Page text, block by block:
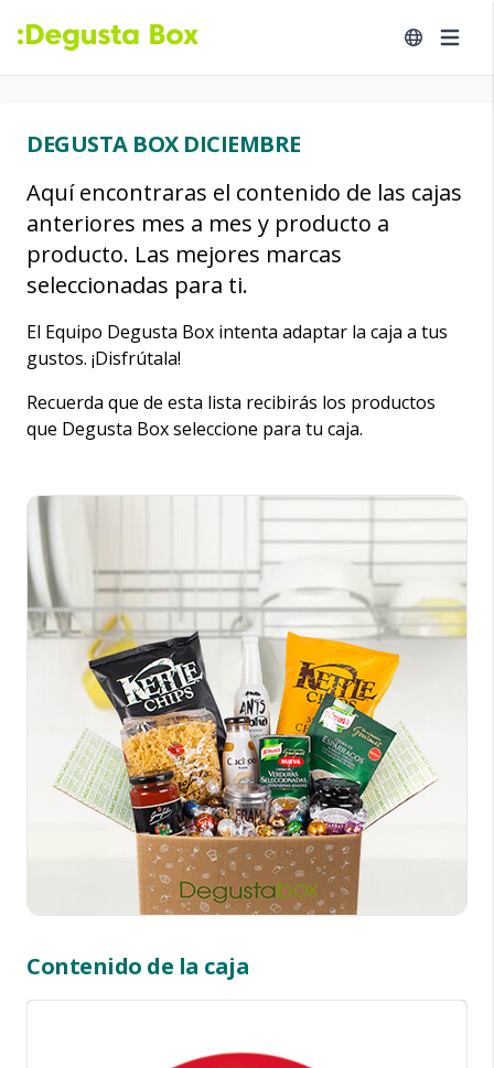
DEGUSTA BOX DICIEMBRE
Aquí encontraras el contenido de las cajas
anteriores mes a mes y producto a
producto. Las mejores marcas
seleccionadas para ti.
El Equipo Degusta Box intenta adaptar la caja a tus
gustos. ¡Disfrútala!
Recuerda que de esta lista recibirás los productos
que Degusta Box seleccione para tu caja.
Contenido de la caja